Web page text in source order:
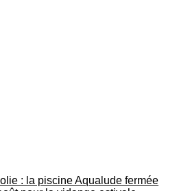
: la piscine Aqualude fermée